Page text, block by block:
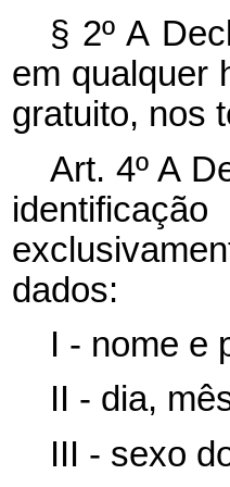
§ 2º A
em qualquer
gratuito, nos
Art. 4º A
dados:
I - nome e
II - dia,
III - sexo